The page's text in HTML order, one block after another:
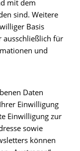
mit dem
sind. Weitere
Basis
ausschließlich für
und
Daten
Einwilligung
Einwilligung zur
sowie
können